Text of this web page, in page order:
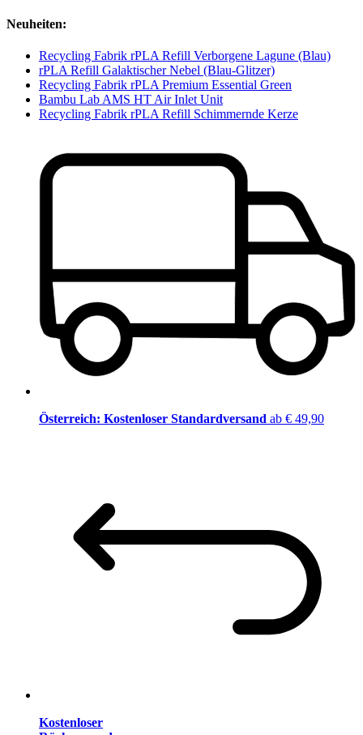
Neuheiten:
Recycling Fabrik rPLA Refill Verborgene Lagune (Blau)
rPLA Refill Galaktischer Nebel (Blau-Glitzer)
Recycling Fabrik rPLA Premium Essential Green
Bambu Lab AMS HT Air Inlet Unit
Recycling Fabrik rPLA Refill Schimmernde Kerze
Österreich: Kostenloser Standardversand ab € 49,90
Kostenloser